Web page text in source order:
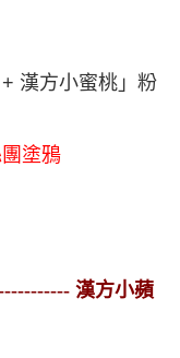
漢方小蜜桃」粉
塗鴉
漢方小蘋